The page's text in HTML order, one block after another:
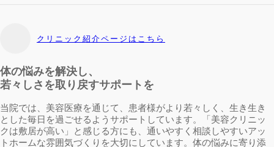
クリニック紹介ページはこちら
体の悩みを解決し、
若々しさを取り戻すサポートを
当院では、美容医療を通じて、患者様がより若々しく、生き生き
とした毎日を過ごせるようサポートしています。「美容クリニッ
クは敷居が高い」と感じる方にも、通いやすく相談しやすいアッ
トホームな雰囲気づくりを大切にしています。体の悩みに寄り添